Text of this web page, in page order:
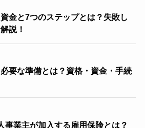
金と7つのステップとは？失敗し
説！
要な準備とは？資格・資金・手続
事業主が加入する雇用保険とは？